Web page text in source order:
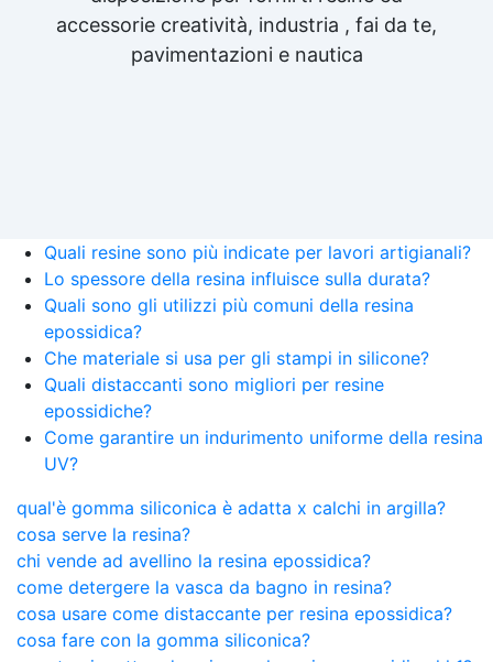
accessorie creatività, industria , fai da te,
pavimentazioni e nautica
Quali resine sono più indicate per lavori artigianali?
Lo spessore della resina influisce sulla durata?
Quali sono gli utilizzi più comuni della resina
epossidica?
Che materiale si usa per gli stampi in silicone?
Quali distaccanti sono migliori per resine
epossidiche?
Come garantire un indurimento uniforme della resina
UV?
qual'è gomma siliconica è adatta x calchi in argilla?
cosa serve la resina?
chi vende ad avellino la resina epossidica?
come detergere la vasca da bagno in resina?
cosa usare come distaccante per resina epossidica?
cosa fare con la gomma siliconica?